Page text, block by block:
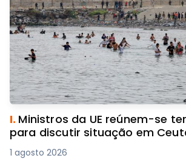
I. Ministros da UE reúnem-se
para discutir situação em
1 agosto 2026